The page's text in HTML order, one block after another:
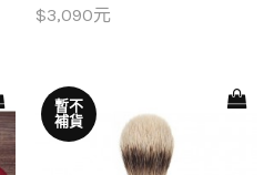
$3,090元
暫不
補貨